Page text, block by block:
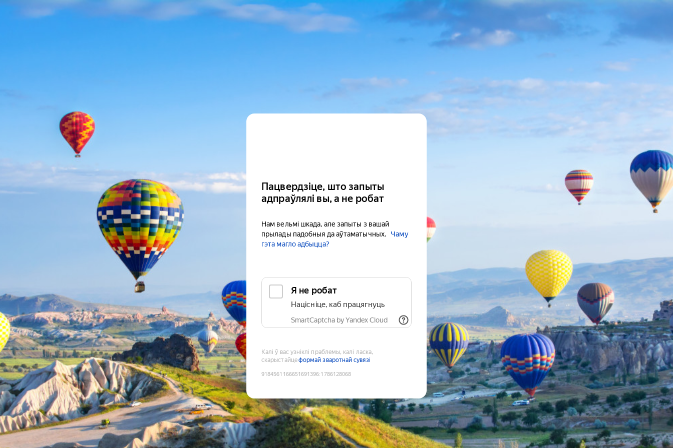
Пацвердзіце, што запыты
адпраўлялі вы, а не робат
Нам вельмі шкада, але запыты з вашай
прылады падобныя да аўтаматычных.
Чаму
гэта магло адбыцца?
Я не робат
Націсніце, каб працягнуць
SmartCaptcha by Yandex Cloud
Калі ў вас узніклі праблемы, калі ласка,
скарыстайцеформай зваротнай сувязі
9184561166651691396:1786128068